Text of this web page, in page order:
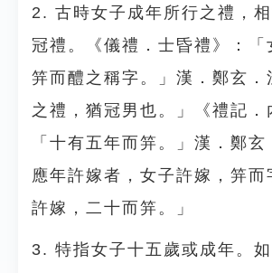
2. 古時女子成年所行之禮，
冠禮。《儀禮．士昏禮》：「
笄而醴之稱字。」漢．鄭玄．
之禮，猶冠男也。」《禮記．
「十有五年而笄。」漢．鄭
應年許嫁者，女子許嫁，笄而
許嫁，二十而笄。」
3. 特指女子十五歲或成年。如